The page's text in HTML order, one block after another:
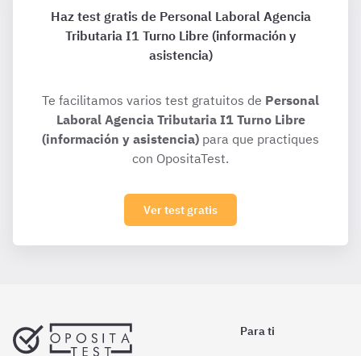
Haz test gratis de Personal Laboral Agencia
Tributaria I1 Turno Libre (información y
asistencia)
Te facilitamos varios test gratuitos de Personal
Laboral Agencia Tributaria I1 Turno Libre
(información y asistencia) para que practiques
con OpositaTest.
Ver test gratis
Para ti